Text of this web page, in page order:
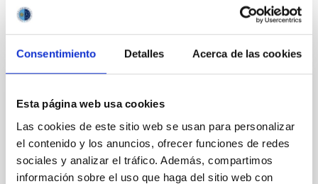
Consentimiento Detalles Acerca de las cookies
Esta página web usa cookies
Las cookies de este sitio web se usan para personalizar
el contenido y los anuncios, ofrecer funciones de redes
sociales y analizar el tráfico. Además, compartimos
información sobre el uso que haga del sitio web con
MANTENIMIENTO GENERAL
OBSERVATORIOS (ORM-LA PALMA) - FIJO
LABORAL -PS-2026-031